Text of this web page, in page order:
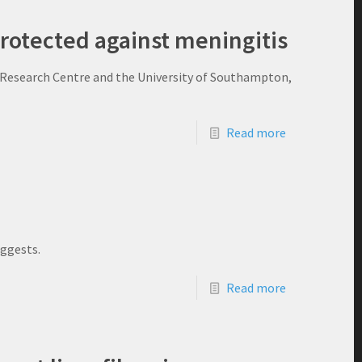
against meningitis
Centre and the University of Southampton,
Read more
Read more